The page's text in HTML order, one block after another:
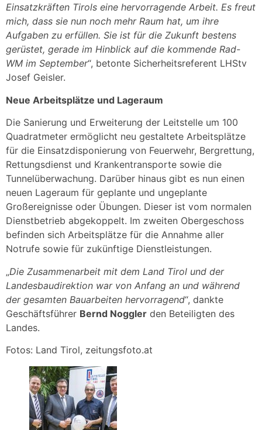
Einsatzkräften Tirols eine hervorragende Arbeit. Es freut
mich, dass sie nun noch mehr Raum hat, um ihre
Aufgaben zu erfüllen. Sie ist für die Zukunft bestens
gerüstet, gerade im Hinblick auf die kommende Rad-
WM im September“, betonte Sicherheitsreferent LHStv
Josef Geisler.
Neue Arbeitsplätze und Lageraum
Die Sanierung und Erweiterung der Leitstelle um 100
Quadratmeter ermöglicht neu gestaltete Arbeitsplätze
für die Einsatzdisponierung von Feuerwehr, Bergrettung,
Rettungsdienst und Krankentransporte sowie die
Tunnelüberwachung. Darüber hinaus gibt es nun einen
neuen Lageraum für geplante und ungeplante
Großereignisse oder Übungen. Dieser ist vom normalen
Dienstbetrieb abgekoppelt. Im zweiten Obergeschoss
befinden sich Arbeitsplätze für die Annahme aller
Notrufe sowie für zukünftige Dienstleistungen.
„Die Zusammenarbeit mit dem Land Tirol und der
Landesbaudirektion war von Anfang an und während
der gesamten Bauarbeiten hervorragend“, dankte
Geschäftsführer Bernd Noggler den Beteiligten des
Landes.
Fotos: Land Tirol, zeitungsfoto.at